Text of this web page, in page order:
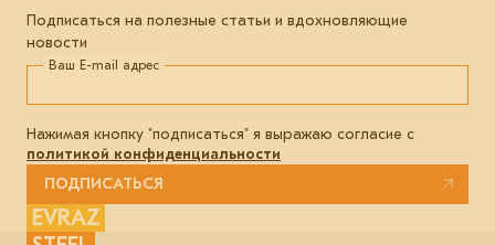
Подписаться на полезные статьи и вдохновляющие
новости
Ваш E-mail адрес
Нажимая кнопку "подписаться" я выражаю согласие с
политикой конфиденциальности
ПОДПИСАТЬСЯ
EVRAZ